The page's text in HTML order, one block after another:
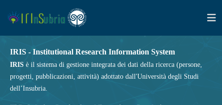
IRIS - Institutional Research Information System
IRIS è il sistema di gestione integrata dei dati della ricerca (persone,
progetti, pubblicazioni, attività) adottato dall'Università degli Studi
dell’Insubria.